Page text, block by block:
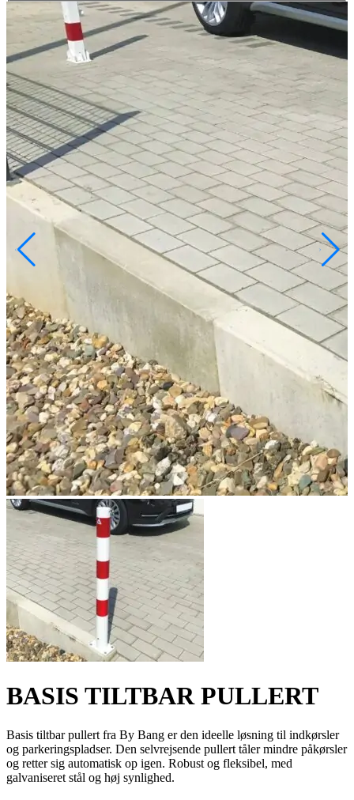
BASIS TILTBAR PULLERT
Basis tiltbar pullert fra By Bang er den ideelle løsning til indkørsler
og parkeringspladser. Den selvrejsende pullert tåler mindre påkørsler
og retter sig automatisk op igen. Robust og fleksibel, med
galvaniseret stål og høj synlighed.